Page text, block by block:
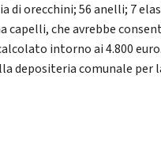
di orecchini; 56 anelli; 7
capelli, che avrebbe
intorno ai 4.800
depositeria comunale per